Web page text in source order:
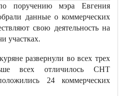
поручению мэра Евгения
данные о коммерческих
свою деятельность на
участках.
развернули во всех трех
всех отличилось СНТ
24 коммерческих